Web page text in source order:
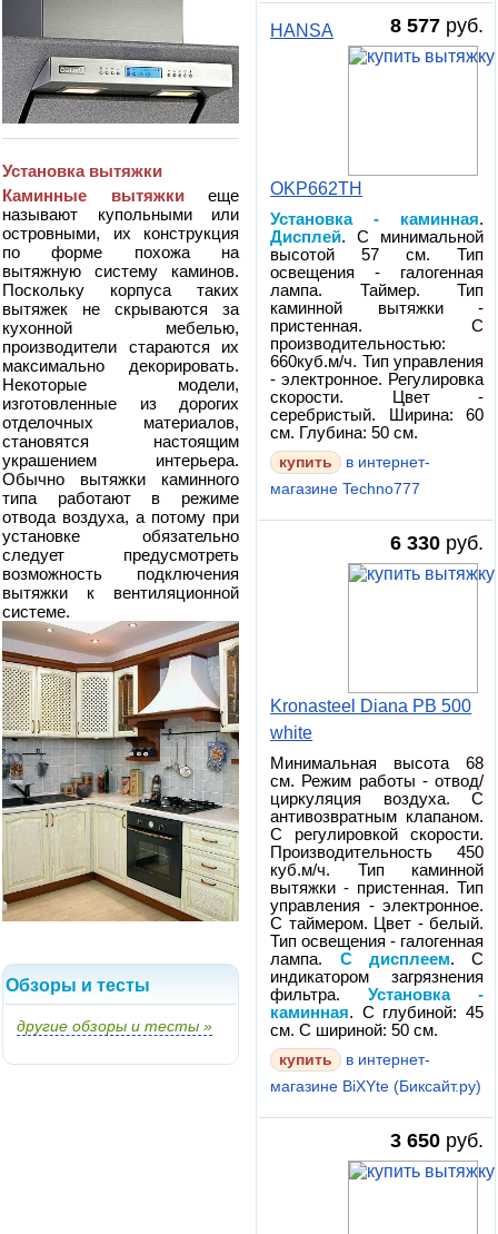
Установка вытяжки
Каминные вытяжкиеще
называют купольными или
островными, их конструкция
по форме похожа на
вытяжную систему каминов.
Поскольку корпуса таких
вытяжек не скрываются за
кухонной мебелью,
производители стараются их
максимально декорировать.
Некоторые модели,
изготовленные из дорогих
отделочных материалов,
становятся настоящим
украшением интерьера.
Обычно вытяжки каминного
типа работают в режиме
отвода воздуха, а потому при
установке обязательно
следует предусмотреть
возможность подключения
вытяжки к вентиляционной
системе.
Обзоры и тесты
другие обзоры и тесты »
8 577 руб.
HANSA
OKP662TH
Установка - каминная.
Дисплей. С минимальной
высотой 57 см. Тип
освещения - галогенная
лампа. Таймер. Тип
каминной вытяжки -
пристенная. С
производительностью:
660куб.м/ч. Тип управления
- электронное. Регулировка
скорости. Цвет -
серебристый. Ширина: 60
см. Глубина: 50 см.
в интернет-
магазине Techno777
6 330 руб.
Kronasteel Diana PB 500
white
Минимальная высота 68
см. Режим работы - отвод/
циркуляция воздуха. С
антивозвратным клапаном.
С регулировкой скорости.
Производительность 450
куб.м/ч. Тип каминной
вытяжки - пристенная. Тип
управления - электронное.
С таймером. Цвет - белый.
Тип освещения - галогенная
лампа. С дисплеем. С
индикатором загрязнения
фильтра.Установка -
каминная. С глубиной: 45
см. С шириной: 50 см.
в интернет-
магазине BiXYte (Биксайт.ру)
3 650 руб.